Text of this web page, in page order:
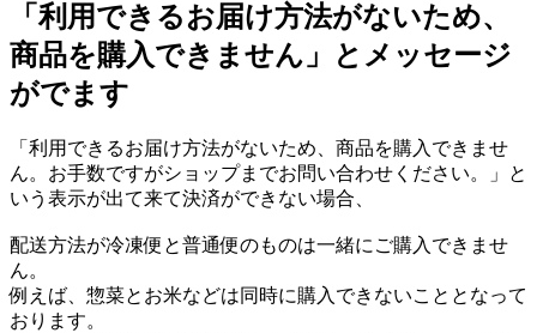
「利用できるお届け方法がないため、
商品を購入できません」とメッセージ
がでます
「利用できるお届け方法がないため、商品を購入できませ
ん。お手数ですがショップまでお問い合わせください。」と
いう表示が出て来て決済ができない場合、
配送方法が冷凍便と普通便のものは一緒にご購入できませ
ん。
例えば、惣菜とお米などは同時に購入できないこととなって
おります。